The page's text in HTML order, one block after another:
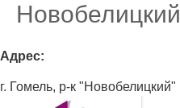
Новобелицкий
Адрес:
г. Гомель, р-к "Новобелицкий"